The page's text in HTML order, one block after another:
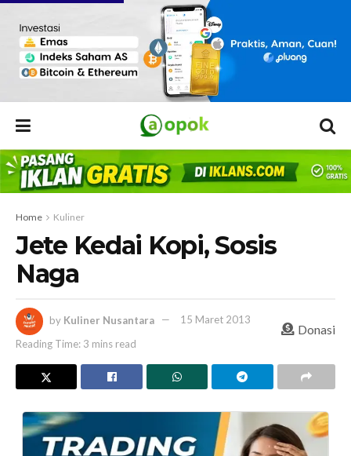
Home Kuliner
Jete Kedai Kopi, Sosis
Naga
by Kuliner Nusantara
15 Maret 2013
Reading Time: 3 mins read
Donasi